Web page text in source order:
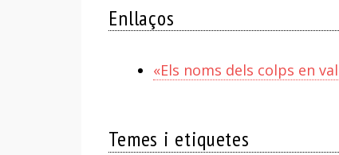
Enllaços
«Els noms dels colps en
Temes i etiquetes